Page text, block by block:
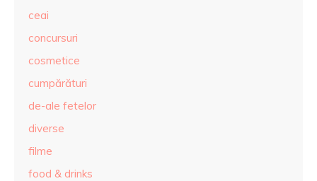
ceai
concursuri
cosmetice
cumpărături
de-ale fetelor
diverse
filme
food & drinks